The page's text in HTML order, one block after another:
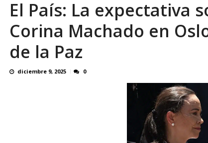
En 8 meses «876 horas de
El País: La expectativa
Corina Machado en
de la Paz
diciembre 9, 2025 0